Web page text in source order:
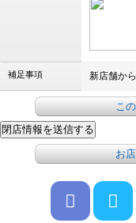
補足事項 新店舗か
こ
お